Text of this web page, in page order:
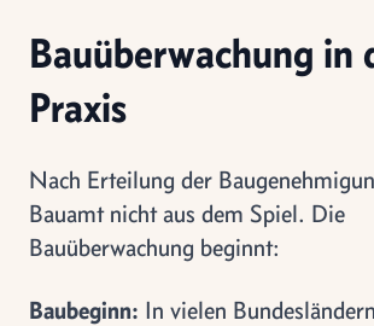
Bauüberwachung in
Praxis
Nach Erteilung der
Bauamt nicht aus dem Spiel. Die
Bauüberwachung beginnt:
Baubeginn: In vielen